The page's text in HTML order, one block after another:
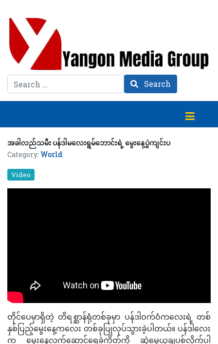
Search Search
အခါလည်သမီး ပန်ဒါမလေးရွမ်ဘောင်းရဲ့ မွေးနေ့ပွဲကျင်းပ
Category: World
Video
တိုင်ပေမှာရှိတဲ့ တိရစ္ဆာန်ရုံတစ်ခုမှာ ပန်ဒါဝက်ဝံကလေးရဲ့ တစ်
နှစ်ပြည့်မွေးနေ့ကလေး တစ်ခုပြုလုပ်သွားခဲ့ပါတယ်။ ပန်ဒါလေး
က မွေးနေ့လက်ဆောင်ရေခဲကိတ်ကို ဆွဲမွှေ့ယူချပစ်လိုက်ပါ